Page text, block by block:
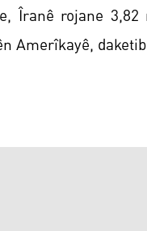
Îranê rojane
Amerîkayê,